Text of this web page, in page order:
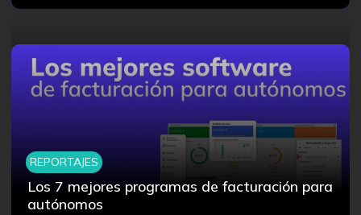
REPORTAJES
Los 7 mejores programas de facturación para
autónomos